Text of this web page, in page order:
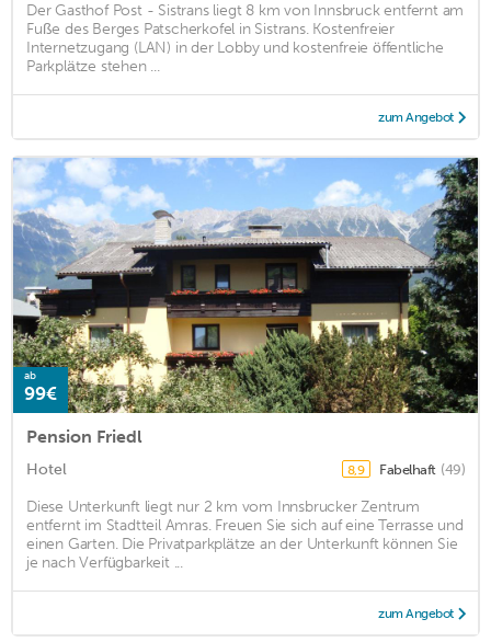
Der Gasthof Post - Sistrans liegt 8 km von Innsbruck entfernt am
Fuße des Berges Patscherkofel in Sistrans. Kostenfreier
Internetzugang (LAN) in der Lobby und kostenfreie öffentliche
Parkplätze stehen ...
zum Angebot
ab
99€
Pension Friedl
Hotel 8,9 Fabelhaft (49)
Diese Unterkunft liegt nur 2 km vom Innsbrucker Zentrum
entfernt im Stadtteil Amras. Freuen Sie sich auf eine Terrasse und
einen Garten. Die Privatparkplätze an der Unterkunft können Sie
je nach Verfügbarkeit ...
zum Angebot